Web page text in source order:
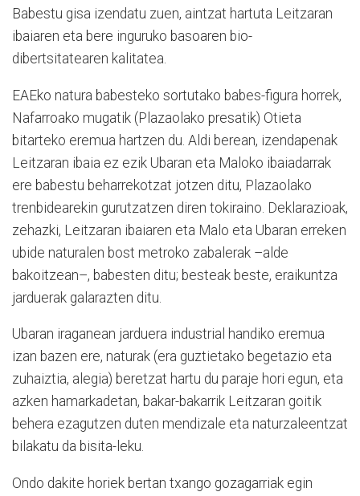
Babestu gisa izendatu zuen, aintzat hartuta Leitzaran
ibaiaren eta bere inguruko basoaren bio-
dibertsitatearen kalitatea.
EAEko natura babesteko sortutako babes-figura horrek,
Nafarroako mugatik (Plazaolako presatik) Otieta
bitarteko eremua hartzen du. Aldi berean, izendapenak
Leitzaran ibaia ez ezik Ubaran eta Maloko ibaiadarrak
ere babestu beharrekotzat jotzen ditu, Plazaolako
trenbidearekin gurutzatzen diren tokiraino. Deklarazioak,
zehazki, Leitzaran ibaiaren eta Malo eta Ubaran erreken
ubide naturalen bost metroko zabalerak –alde
bakoitzean–, babesten ditu; besteak beste, eraikuntza
jarduerak galarazten ditu.
Ubaran iraganean jarduera industrial handiko eremua
izan bazen ere, naturak (era guztietako begetazio eta
zuhaiztia, alegia) beretzat hartu du paraje hori egun, eta
azken hamarkadetan, bakar-bakarrik Leitzaran goitik
behera ezagutzen duten mendizale eta naturzaleentzat
bilakatu da bisita-leku.
Ondo dakite horiek bertan txango gozagarriak egin